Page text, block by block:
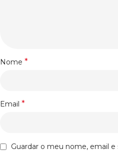
Nome *
Email *
Guardar o meu nome, email